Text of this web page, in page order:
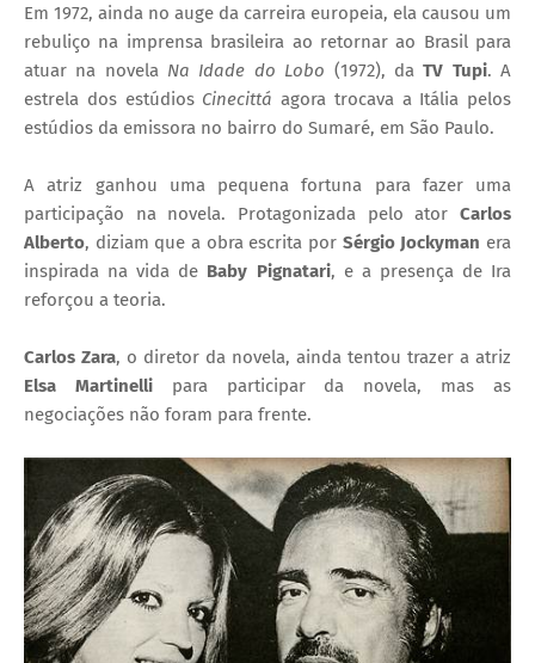
Em 1972, ainda no auge da carreira europeia, ela causou um
rebuliço na imprensa brasileira ao retornar ao Brasil para
atuar na novela Na Idade do Lobo (1972), daTV Tupi. A
estrela dos estúdios Cinecittá agora trocava a Itália pelos
estúdios da emissora no bairro do Sumaré, em São Paulo.
A atriz ganhou uma pequena fortuna para fazer uma
participação na novela. Protagonizada pelo ator Carlos
Alberto, diziam que a obra escrita por Sérgio Jockyman era
inspirada na vida de Baby Pignatari, e a presença de Ira
reforçou a teoria.
Carlos Zara, o diretor da novela, ainda tentou trazer a atriz
Elsa Martinelli para participar da novela, mas as
negociações não foram para frente.